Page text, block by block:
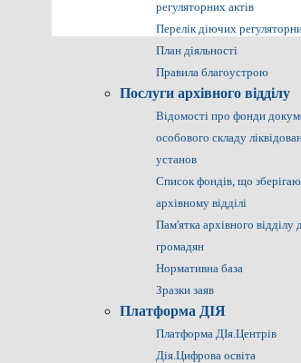
регуляторних актів
Перелік діючих
План діяльності
Правила благоустрою
Послуги архівного відділу
Відомості про фонди
особового складу
установ
Список фондів, що
архівному відділі
Пам'ятка архівного відділу
громадян
Нормативна база
Зразки заяв
Платформа ДІЯ
Платформа ДІя.Центрів
Дія.Цифрова освіта